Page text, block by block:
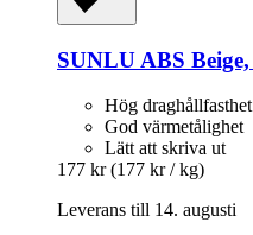
SUNLU ABS
Hög
God värmetålighet
Lätt att skriva ut
177 kr (177 kr / kg)
Leverans till 14. augusti